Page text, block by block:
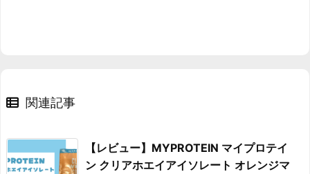
関連記事
【レビュー】MYPROTEIN マイプロテイ
ン クリアホエイアイソレート オレンジマ